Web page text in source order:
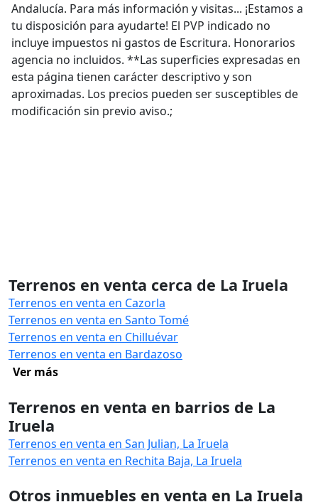
Andalucía. Para más información y visitas... ¡Estamos a
tu disposición para ayudarte! El PVP indicado no
incluye impuestos ni gastos de Escritura. Honorarios
agencia no incluidos. **Las superficies expresadas en
esta página tienen carácter descriptivo y son
aproximadas. Los precios pueden ser susceptibles de
modificación sin previo aviso.;
Terrenos en venta cerca de La Iruela
Terrenos en venta en Cazorla
Terrenos en venta en Santo Tomé
Terrenos en venta en Chilluévar
Terrenos en venta en Bardazoso
Ver más
Terrenos en venta en barrios de La
Iruela
Terrenos en venta en San Julian, La Iruela
Terrenos en venta en Rechita Baja, La Iruela
Otros inmuebles en venta en La Iruela